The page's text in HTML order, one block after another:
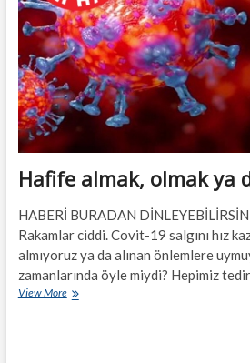
“Başka
Bir
Sağlık
Sistemi,
Başka
Bir
Yeniden
Mümkün!”
Hafife almak, olmak ya
HABERİ BURADAN
Rakamlar ciddi. Covit-19 salgını hız
almıyoruz ya da alınan önlemlere
zamanlarında öyle miydi? Hepimiz
View MoreHafife